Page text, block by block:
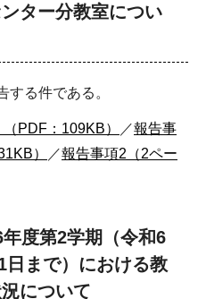
ター分教室につい
する件である。
PDF：109KB） ／報告事
）
／報告事項2（2ペー
年度第2学期（令和6
日まで）における教
について